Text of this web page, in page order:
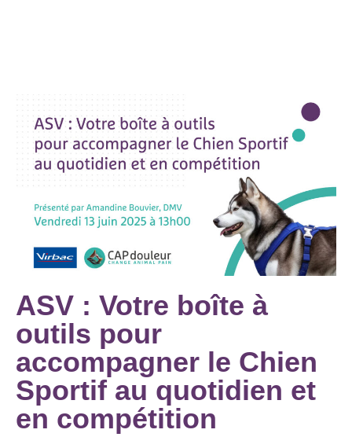
ASV : Votre boîte à
outils pour
accompagner le Chien
Sportif au quotidien et
en compétition